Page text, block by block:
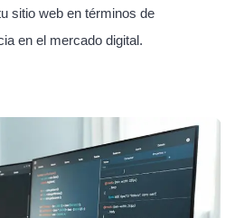
sitio web en términos de
en el mercado digital.